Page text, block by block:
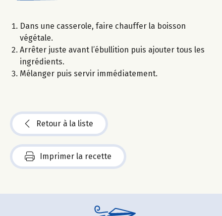
Dans une casserole, faire chauffer la boisson
végétale.
Arrêter juste avant l’ébullition puis ajouter tous les
ingrédients.
Mélanger puis servir immédiatement.
Retour à la liste
Imprimer la recette